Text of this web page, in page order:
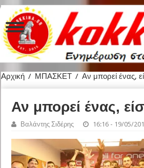
Αρχική / ΜΠΑΣΚΕΤ / Αν μπορεί ένας,
Αν μπορεί ένας,
Βαλάντης Σιδέρης 16:16 - 19/05/